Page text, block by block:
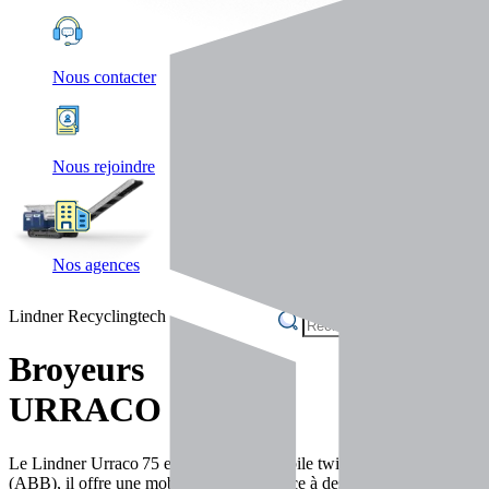
Nous contacter
Nous rejoindre
Nos agences
Lindner Recyclingtech
Broyeurs
URRACO 75
Le Lindner Urraco 75 est un broyeur mobile twin‑shaft conçu pour le
(ABB), il offre une mobilité optimale grâce à des châssis à roues ou